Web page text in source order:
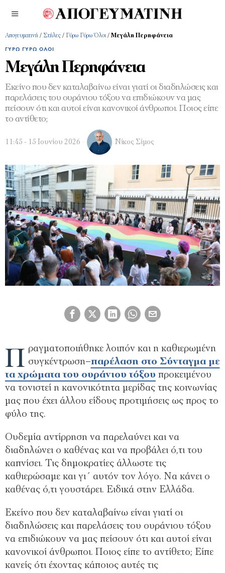
Απογευματινή / Στήλες / Γύρω Γύρω Όλοι / Μεγάλη Περηφάνεια
ΓΎΡΩ ΓΎΡΩ ΌΛΟΙ
Μεγάλη Περηφάνεια
Εκείνο που δεν καταλαβαίνω είναι γιατί οι διαδηλώσεις και
παρελάσεις του ουράνιου τόξου να επιδιώκουν να μας
πείσουν ότι και αυτοί είναι κανονικοί άνθρωποι. Ποιος είπε
το αντίθετο;
11:45 - 15 Ιουνίου 2026 Νίκος Σίμος
Π ραγματοποιήθηκε λοιπόν και η καθιερωμένη
συγκέντρωση–παρέλαση στο Σύνταγμα με
τα χρώματα του ουράνιου τόξου προκειμένου
να τονιστεί η κανονικότητα μερίδας της κοινωνίας
μας που έχει άλλου είδους προτιμήσεις ως προς το
φύλο της.
Ουδεμία αντίρρηση να παρελαύνει και να
διαδηλώνει ο καθένας και να προβάλει ό,τι του
καπνίσει. Τις δημοκρατίες άλλωστε τις
καθιερώσαμε και γι΄ αυτόν τον λόγο. Να κάνει ο
καθένας ό,τι γουστάρει. Ειδικά στην Ελλάδα.
Εκείνο που δεν καταλαβαίνω είναι γιατί οι
διαδηλώσεις και παρελάσεις του ουράνιου τόξου
να επιδιώκουν να μας πείσουν ότι και αυτοί είναι
κανονικοί άνθρωποι. Ποιος είπε το αντίθετο; Είπε
κανείς ότι έχοντας κάποιος αυτές τις